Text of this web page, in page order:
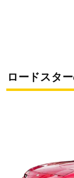
ロードスタ